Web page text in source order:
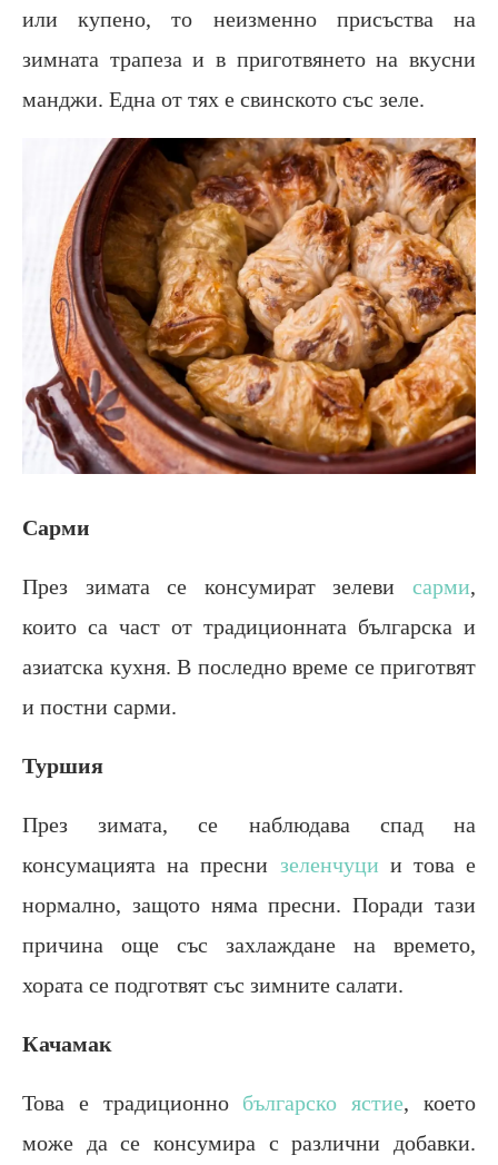
или купено, то неизменно присъства на
зимната трапеза и в приготвянето на вкусни
манджи. Една от тях е свинското със зеле.
Сарми
През зимата се консумират зелеви сарми,
които са част от традиционната българска и
азиатска кухня. В последно време се приготвят
и постни сарми.
Туршия
През зимата, се наблюдава спад на
консумацията на пресни зеленчуци и това е
нормално, защото няма пресни. Поради тази
причина още със захлаждане на времето,
хората се подготвят със зимните салати.
Качамак
Това е традиционно българско ястие, което
може да се консумира с различни добавки.